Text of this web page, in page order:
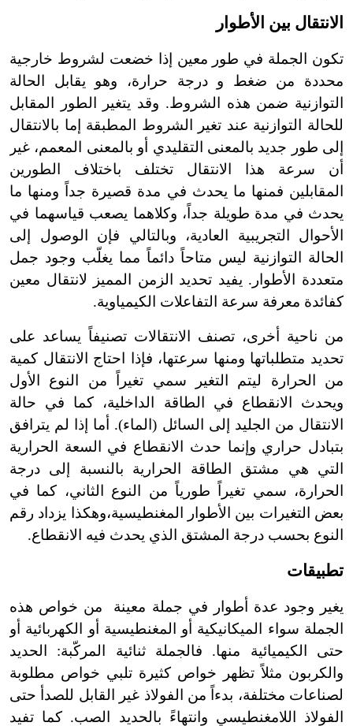
الانتقال بين الأطوار
تكون الجملة في طور معين إذا خضعت لشروط خارجية
محددة من ضغط و درجة حرارة، وهو يقابل الحالة
التوازنية ضمن هذه الشروط. وقد يتغير الطور المقابل
للحالة التوازنية عند تغير الشروط المطبقة إما بالانتقال
إلى طور جديد بالمعنى التقليدي أو بالمعنى المعمم، غير
أن سرعة هذا الانتقال تختلف باختلاف الطورين
المقابلين فمنها ما يحدث في مدة قصيرة جداً ومنها ما
يحدث في مدة طويلة جداً، وكلاهما يصعب قياسهما في
الأحوال التجريبية العادية، وبالتالي فإن الوصول إلى
الحالة التوازنية ليس متاحاً دائماً مما يغلّب وجود جمل
متعددة الأطوار. يفيد تحديد الزمن المميز لانتقال معين
كفائدة معرفة سرعة التفاعلات الكيمياوية.
من ناحية أخرى، تصنف الانتقالات تصنيفاً يساعد على
تحديد متطلباتها ومنها سرعتها، فإذا احتاج الانتقال كمية
من الحرارة ليتم التغير سمي تغيرا
من النوع الأول
ويحدث الانقطاع في الطاقة الداخلية، كما في حالة
الانتقال من الجليد إلى السائل (الماء). أما إذا لم يترافق
بتبادل حراري وإنما حدث الانقطاع في السعة الحرارية
التي هي مشتق الطاقة الحرارية بالنسبة إلى درجة
الحرارة، سمي تغيراً طورياً من النوع الثاني، كما في
بعض التغيرات بين الأطوار المغنطيسية،وهكذا يزداد رقم
النوع بحسب درجة المشتق الذي يحدث فيه الانقطاع.
تطبيقات
يغير وجود عدة أطوار في جملة معينة من خواص هذه
الجملة سواء الميكانيكية أو المغنطيسية أو الكهربائية أو
حتى الكيميائية منها. فالجملة ثنائية المركّبة: الحديد
والكربون مثلاً تظهر خواص كثيرة تلبي خواص مطلوبة
لصناعات مختلفة، بدءاً من الفولاذ غير القابل للصدأ حتى
الفولاذ اللامغنطيسي وانتهاءً بالحديد الصب. كما تفيد